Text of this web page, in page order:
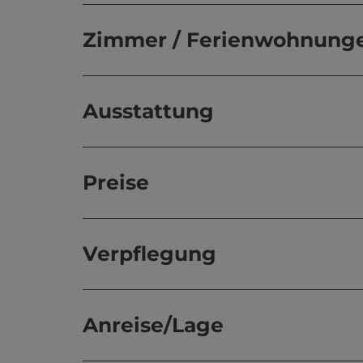
Zimmer /
Ausstattung
Preise
Verpflegung
Anreise/Lage